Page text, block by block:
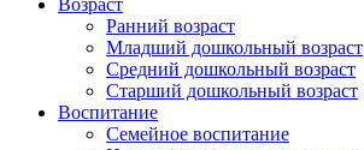
Ранний возраст
Младший дошкольный возраст
Средний дошкольный возраст
Старший дошкольный возраст
Воспитание
Семейное воспитание